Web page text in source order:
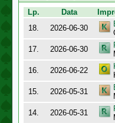
Lp.
Data
18.
2026-06-30
17.
2026-06-30
16.
2026-06-22
15.
2026-05-31
14.
2026-05-31